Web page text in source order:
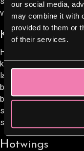
our social media,
may combine it with
provided to them or
of their services.
vores hjemmelavede
Karamelliserede
Hvis du er på udkig
karamelliserede løg det
lavet af friske løg, der
blevet bløde og søde –
burger. Du kan smage
steaksandwich the
sovs, mørt og
Hotwings